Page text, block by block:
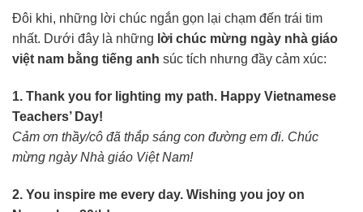
Đôi khi, những lời chúc ngắn gọn lại chạm đến trái tim
nhất. Dưới đây là những lời chúc mừng ngày nhà giáo
việt nam bằng tiếng anh súc tích nhưng đầy cảm xúc:
1. Thank you for lighting my path. Happy Vietnamese
Teachers’ Day!
Cảm ơn thầy/cô đã thắp sáng con đường em đi. Chúc
mừng ngày Nhà giáo Việt Nam!
2. You inspire me every day. Wishing you joy on